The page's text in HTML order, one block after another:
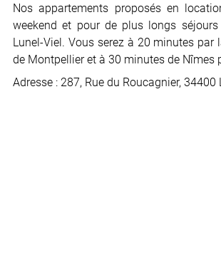
Nos appartements proposés en
weekend et pour de plus longs
Lunel-Viel. Vous serez à 20 minutes par
de Montpellier et à 30 minutes de Nîmes
Adresse : 287, Rue du Roucagnier, 34400